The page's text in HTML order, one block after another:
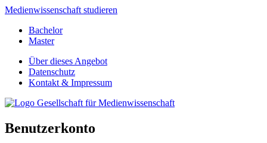
Medienwissenschaft studieren
Bachelor
Master
Über dieses Angebot
Datenschutz
Kontakt & Impressum
Benutzerkonto